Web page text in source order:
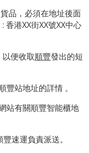
品，必須在地址後面
港XX街XX號XX中心
便收取順豐發出的短
豐站地址的詳情 。
站有關順豐智能櫃地
速運負責派送。